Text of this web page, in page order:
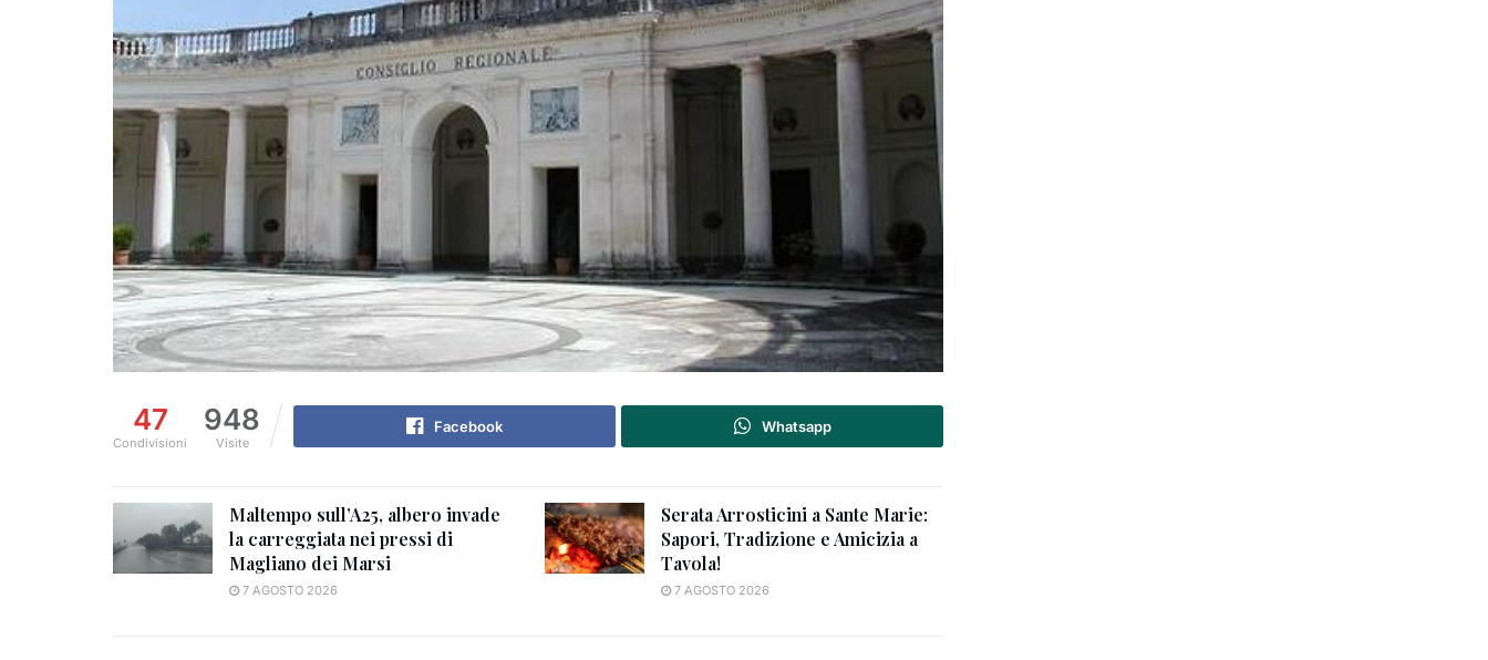
47
Condivisioni
948
Visite
Facebook Whatsapp
Maltempo sull’A25, albero invade
la carreggiata nei pressi di
Magliano dei Marsi
7 AGOSTO 2026
Serata Arrosticini a Sante Marie:
Sapori, Tradizione e Amicizia a
Tavola!
7 AGOSTO 2026